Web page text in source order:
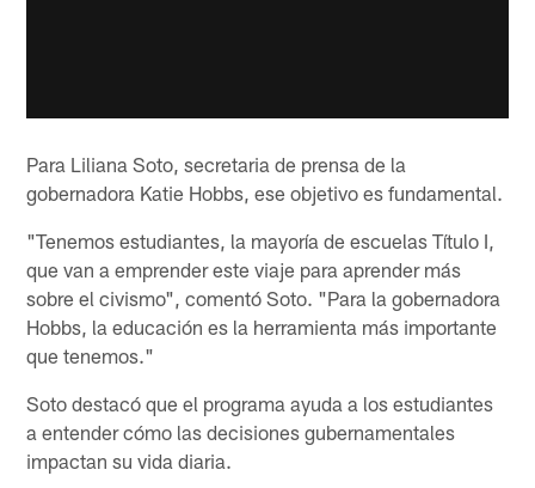
Para Liliana Soto, secretaria de prensa de la
gobernadora Katie Hobbs, ese objetivo es fundamental.
"Tenemos estudiantes, la mayoría de escuelas Título I,
que van a emprender este viaje para aprender más
sobre el civismo", comentó Soto. "Para la gobernadora
Hobbs, la educación es la herramienta más importante
que tenemos."
Soto destacó que el programa ayuda a los estudiantes
a entender cómo las decisiones gubernamentales
impactan su vida diaria.